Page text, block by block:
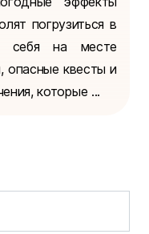
погрузиться в
себя на месте
опасные квесты и
которые ...